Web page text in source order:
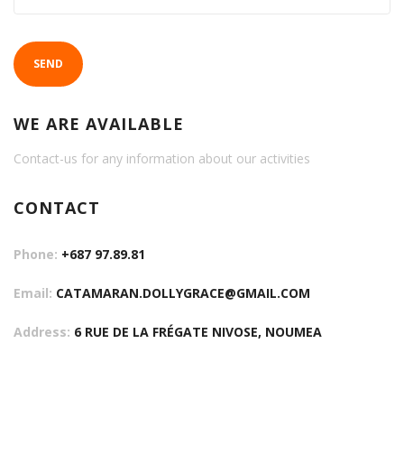
SEND
WE ARE AVAILABLE
Contact-us for any information about our activities
CONTACT
Phone: +687 97.89.81
Email: CATAMARAN.DOLLYGRACE@GMAIL.COM
Address: 6 RUE DE LA FRÉGATE NIVOSE, NOUMEA